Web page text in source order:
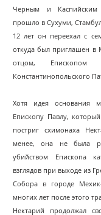
Черным и Каспийским
прошло в Сухуми,
12 лет он переехал с
откуда был приглашен в
отцом, Епископом
Константинопольского
Хотя идея основания
Епископу Павлу,
постриг схимонаха
менее, она не была
убийством Епископа
взглядов при выходе из
Собора в городе
многих лет после этого
Нектарий продолжал